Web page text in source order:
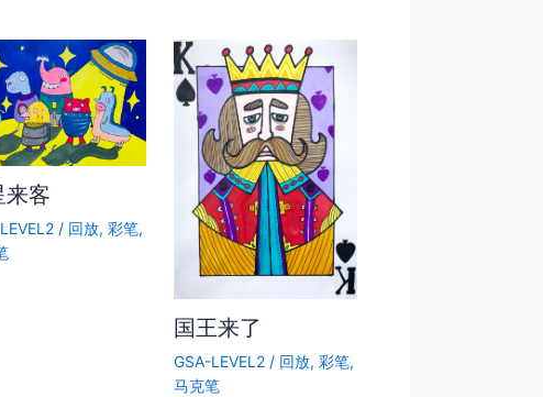
来客
/ 回放, 彩笔,
国王来了
GSA-LEVEL2/ 回放, 彩笔,
马克笔